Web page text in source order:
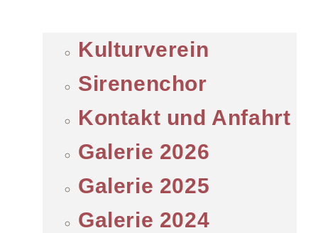
Kulturverein
Sirenenchor
Kontakt und Anfahrt
Galerie 2026
Galerie 2025
Galerie 2024